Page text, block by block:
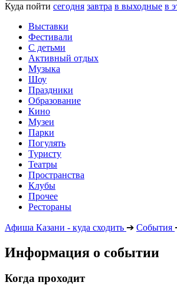
Куда пойти сегодня завтра в выходные в
Выставки
Фестивали
С детьми
Активный отдых
Музыка
Шоу
Праздники
Образование
Кино
Музеи
Парки
Погулять
Туристу
Театры
Пространства
Клубы
Прочее
Рестораны
Афиша Казани - куда сходить ➔ События
Информация о событии
Когда проходит